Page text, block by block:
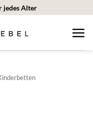
jedes Alter